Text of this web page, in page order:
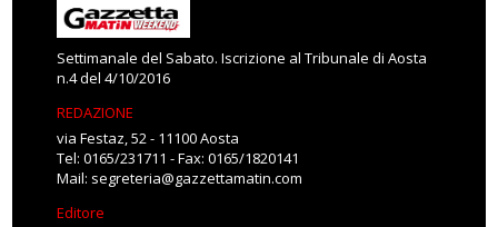
Settimanale del Sabato. Iscrizione al Tribunale di Aosta
n.4 del 4/10/2016
REDAZIONE
via Festaz, 52 - 11100 Aosta
Tel: 0165/231711 - Fax: 0165/1820141
Mail: segreteria@gazzettamatin.com
Editore